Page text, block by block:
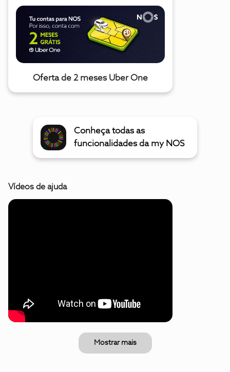
Oferta de 2 meses Uber One
Conheça todas as
funcionalidades da my NOS
Vídeos de ajuda
Mostrar mais